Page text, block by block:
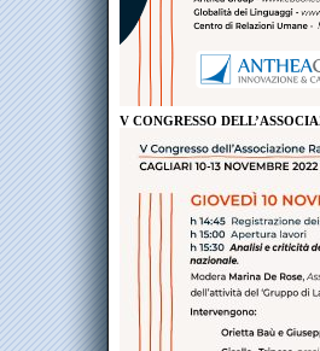
V CONGRESSO